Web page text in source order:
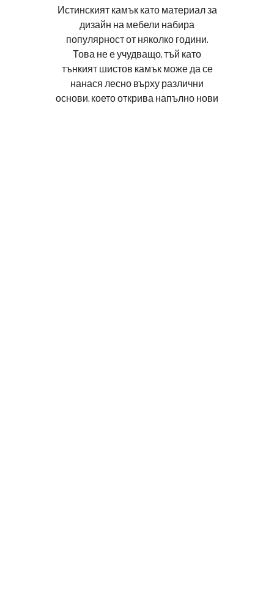
Истинският камък като материал за
дизайн на мебели набира
популярност от няколко години.
Това не е учудващо, тъй като
тънкият шистов камък може да се
нанася лесно върху различни
основи, което открива напълно нови